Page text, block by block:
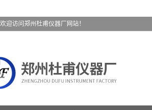
欢迎访问郑州杜甫仪器厂网站！